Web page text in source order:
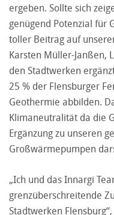
ergeben. Sollte sich
genügend Potenzial für
toller Beitrag auf
Karsten Müller-Janßen,
den Stadtwerken
25 % der Flensburger
Geothermie abbilden.
Klimaneutralität da die
Ergänzung zu unseren
Großwärmepumpen
„Ich und das Innargi
grenzüberschreitende
Stadtwerken